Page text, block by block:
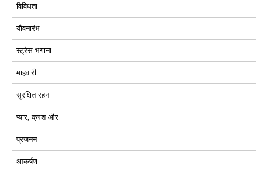
विविधता
यौवनारंभ
स्ट्रेस भगाना
माहवारी
सुरक्षित रहना
प्यार, क्रश और
प्रजनन
आकर्षण